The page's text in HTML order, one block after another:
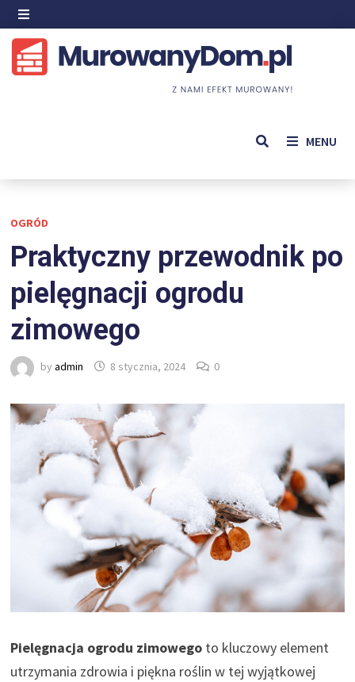
Skip
to
content
MENU
MENU
OGRÓD
Praktyczny przewodnik po
pielęgnacji ogrodu
zimowego
byadmin 8 stycznia, 2024 0
Pielęgnacja ogrodu zimowego to kluczowy element
utrzymania zdrowia i piękna roślin w tej wyjątkowej